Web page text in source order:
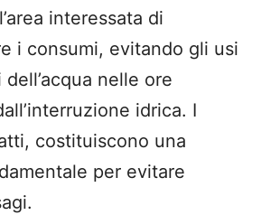
interessata di
i consumi, evitando gli usi
nelle ore
idrica. I
costituiscono una
per evitare